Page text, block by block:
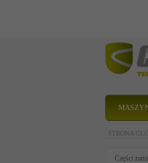
STRONA
Części